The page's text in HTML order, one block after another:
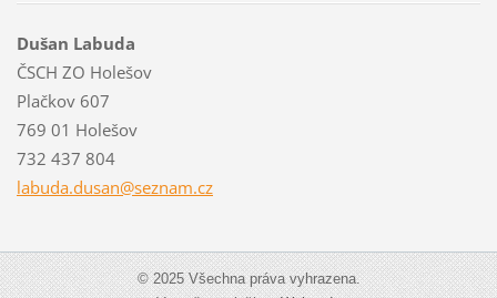
Dušan Labuda
ČSCH ZO Holešov
Plačkov 607
769 01 Holešov
732 437 804
labuda.dusan@seznam.cz
© 2025 Všechna práva vyhrazena.